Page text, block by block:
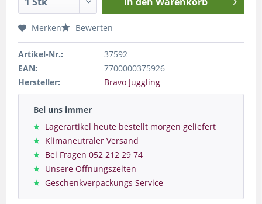
Merken Bewerten
Artikel-Nr.:
37592
EAN:
7700000375926
Hersteller:
Bravo Juggling
Bei uns immer
Lagerartikel heute bestellt morgen geliefert
Klimaneutraler Versand
Bei Fragen 052 212 29 74
Unsere Öffnungszeiten
Geschenkverpackungs Service